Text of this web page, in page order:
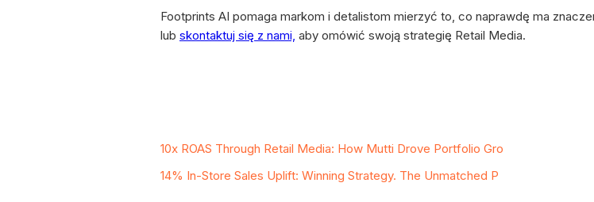
Footprints AI pomaga markom i detalistom mierzyć to, co naprawdę ma
lub skontaktuj się z nami, aby omówić swoją strategię Retail Media.
10x ROAS Through Retail Media: How Mutti Drove Portfolio Gro
14% In-Store Sales Uplift: Winning Strategy. The Unmatched P